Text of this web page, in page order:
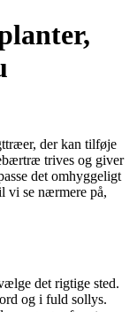
der kan tilføje
trives og giver
det omhyggeligt
vi se nærmere på,
det rigtige sted.
og i fuld sollys.